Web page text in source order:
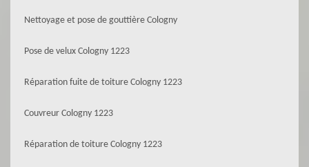
Nettoyage et pose de gouttière Cologny
Pose de velux Cologny 1223
Réparation fuite de toiture Cologny 1223
Couvreur Cologny 1223
Réparation de toiture Cologny 1223